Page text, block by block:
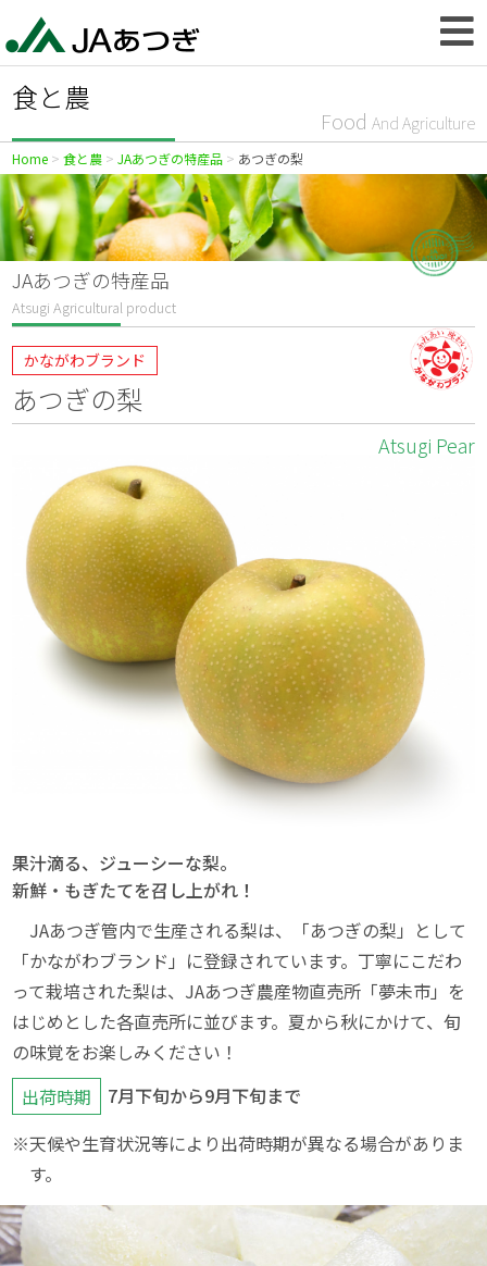
食と農
Food And Agriculture
Home 食と農 JAあつぎの特産品 あつぎの梨
JAあつぎの特産品
Atsugi Agricultural product
かながわブランド
あつぎの梨
Atsugi Pear
果汁滴る、ジューシーな梨。
新鮮・もぎたてを召し上がれ！
JAあつぎ管内で生産される梨は、「あつぎの梨」として
「かながわブランド」に登録されています。丁寧にこだわ
って栽培された梨は、JAあつぎ農産物直売所「夢未市」を
はじめとした各直売所に並びます。夏から秋にかけて、旬
の味覚をお楽しみください！
出荷時期
7月下旬から9月下旬まで
※天候や生育状況等により出荷時期が異なる場合がありま
す。